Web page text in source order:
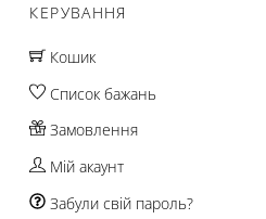
КЕРУВАННЯ
Кошик
Список бажань
Замовлення
Мій акаунт
Забули свій пароль?